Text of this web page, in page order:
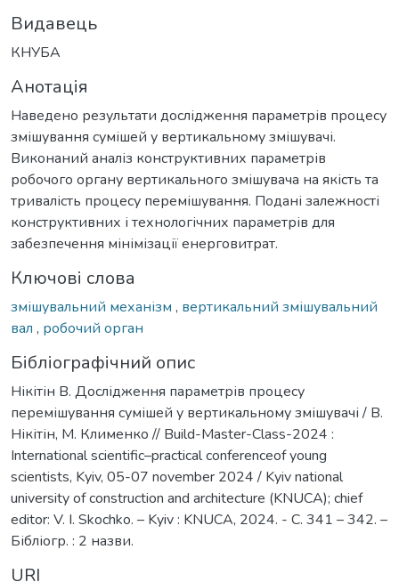
Видавець
КНУБА
Анотація
Наведено результати дослідження параметрів процесу
змішування сумішей у вертикальному змішувачі.
Виконаний аналіз конструктивних параметрів
робочого органу вертикального змішувача на якість та
тривалість процесу перемішування. Подані залежності
конструктивних і технологічних параметрів для
забезпечення мінімізації енерговитрат.
Ключові слова
змішувальний механізм , вертикальний змішувальний
вал , робочий орган
Бібліографічний опис
Нікітін В. Дослідження параметрів процесу
перемішування сумішей у вертикальному змішувачі / В.
Нікітін, М. Клименко // Build-Master-Class-2024 :
International scientific–practical conferenceof young
scientists, Kyiv, 05-07 november 2024 / Kyiv national
university of construction and architecture (KNUCA); chief
editor: V. I. Skochko. – Kyiv : KNUCA, 2024. - С. 341 – 342. –
Бібліогр. : 2 назви.
URI